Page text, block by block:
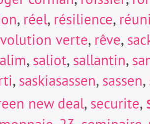
, réel, résilience,
verte, rêve,
, saliot, sallantin,
, saskiasassen, sassen,
new deal, securite,